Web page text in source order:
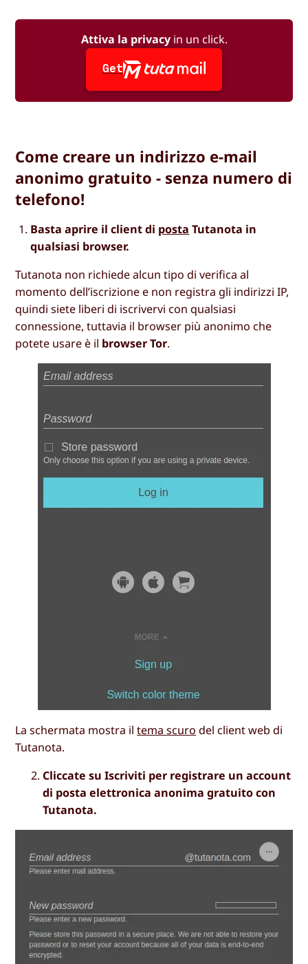
Attiva la privacyin un click.
Get
Come creare un indirizzo e-mail
anonimo gratuito - senza numero di
telefono!
Basta aprire il client di posta Tutanota in
qualsiasi browser.
Tutanota non richiede alcun tipo di verifica al
momento dell’iscrizione e non registra gli indirizzi IP,
quindi siete liberi di iscrivervi con qualsiasi
connessione, tuttavia il browser più anonimo che
potete usare è il browser Tor.
La schermata mostra iltema scuro del client web di
Tutanota.
Cliccate su Iscriviti per registrare un account
di posta elettronica anonima gratuito con
Tutanota.